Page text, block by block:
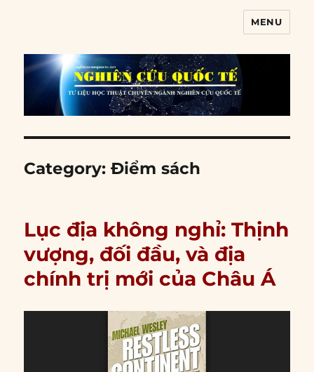
MENU
Category:Điểm sách
Lục địa không nghỉ: Thịnh
vượng, đối đầu, và địa
chính trị mới của Châu Á